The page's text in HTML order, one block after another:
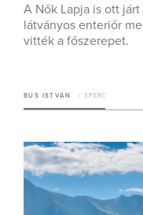
A Nők Lapja is ott
látványos enteriőr
vitték a főszerepet.
BUS ISTVÁN 3 PERC